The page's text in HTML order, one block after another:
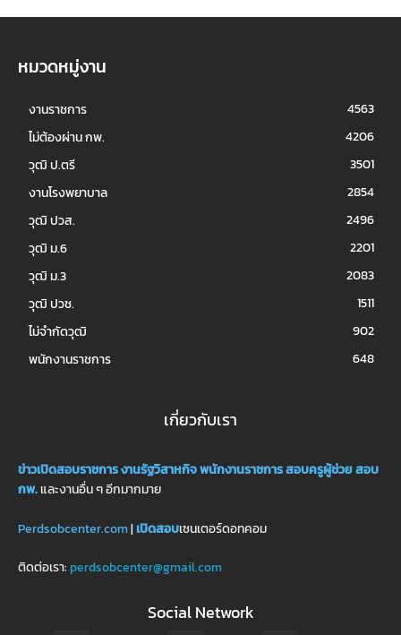
หมวดหมู่งาน
งานราชการ
4563
ไม่ต้องผ่าน กพ.
4206
วุฒิ ป.ตรี
3501
งานโรงพยาบาล
2854
วุฒิ ปวส.
2496
วุฒิ ม.6
2201
วุฒิ ม.3
2083
วุฒิ ปวช.
1511
ไม่จำกัดวุฒิ
902
พนักงานราชการ
648
เกี่ยวกับเรา
ข่าวเปิดสอบราชการงานรัฐวิสาหกิจพนักงานราชการสอบครูผู้ช่วยสอบ
กพ.และงานอื่น ๆ อีกมากมาย
Perdsobcenter.com|เปิดสอบเซนเตอร์ดอทคอม
ติดต่อเรา: perdsobcenter@gmail.com
Social Network